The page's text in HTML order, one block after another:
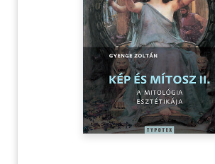
Szótár, nyelvkönyv
Tankönyv, segédkönyv
Társadalomtudomány